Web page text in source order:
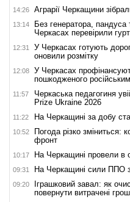
14:26 Аграрії Черкащини
13:14
Без генератора,
Черкасах перевірили
12:31
У Черкасах готують
оновили розмітку
12:08
У Черкасах
пошкодженого
11:57
Черкаська педагогиня
Prize Ukraine 2026
11:22 На Черкащині за добу
10:52
Погода різко зміниться:
фронт
10:17 На Черкащині провели в
09:31 На Черкащині сили ППО
09:20
Іграшковий завал: як
повернути витрачені